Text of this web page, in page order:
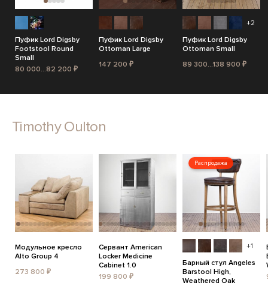
Пуфик Lord Digsby
Footstool Round
Small
80 000...82 200 ₽
Пуфик Lord Digsby
Ottoman Large
147 200 ₽
+2
Пуфик Lord Digsby
Ottoman Small
89 300...138 900 ₽
Timothy Oulton
Модульное кресло
Alto Group 4
273 800 ₽
Сервант American
Locker Medicine
Cabinet 1.0
199 800 ₽
Распродажа
+1
Барный стул Angeles
Barstool High,
Weathered Oak